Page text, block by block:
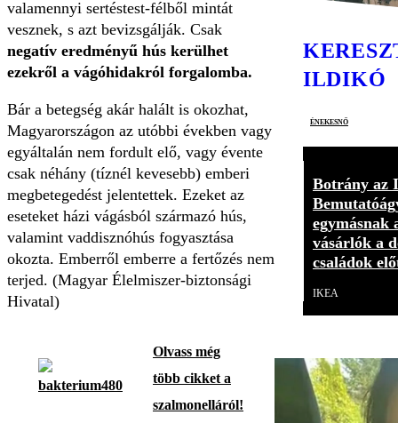
valamennyi sertéstest-félből mintát
vesznek, s azt bevizsgálják. Csak
negatív eredményű hús kerülhet
ezekről a vágóhidakról forgalomba.
Bár a betegség akár halált is okozhat,
Magyarországon az utóbbi években vagy
egyáltalán nem fordult elő, vagy évente
csak néhány (tíznél kevesebb) emberi
megbetegedést jelentettek. Ezeket az
eseteket házi vágásból származó hús,
valamint vaddisznóhús fogyasztása
okozta. Emberről emberre a fertőzés nem
terjed. (Magyar Élelmiszer-biztonsági
Hivatal)
Olvass még
több cikket a
szalmonelláról!
ILDIKÓ
énekesnő
Botrány az
egymásnak
vásárlók a
családok
IKEA